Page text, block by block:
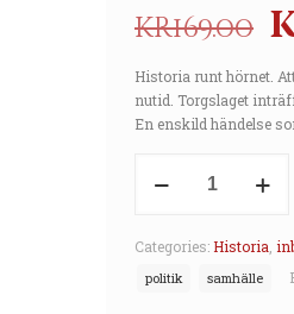
kr169.00
Historia runt hörnet.
nutid. Torgslaget
En enskild händelse
1829
Categories:Historia
politik
samhälle